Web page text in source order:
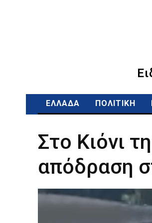
ΕΛΛΑΔΑ ΠΟΛΙΤΙΚΗ
Στο Κιόνι
απόδραση